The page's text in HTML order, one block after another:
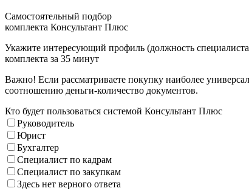
Самостоятельный подбор
комплекта Консультант Плюс
Укажите интересующий профиль (должность
комплекта за 35 минут
Важно! Если рассматриваете покупку наиболее
соотношению деньги-количество документов.
Кто будет пользоваться системой Консультант Плюс
Руководитель
Юрист
Бухгалтер
Специалист по кадрам
Специалист по закупкам
Здесь нет верного ответа